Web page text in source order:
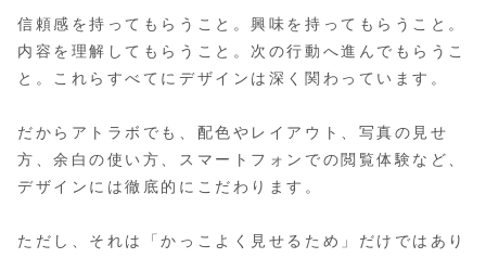
信頼感を持ってもらうこと。興味を持ってもらうこと。
内容を理解してもらうこと。次の行動へ進んでもらうこ
と。これらすべてにデザインは深く関わっています。
だからアトラボでも、配色やレイアウト、写真の見せ
方、余白の使い方、スマートフォンでの閲覧体験など、
デザインには徹底的にこだわります。
ただし、それは「かっこよく見せるため」だけではあり